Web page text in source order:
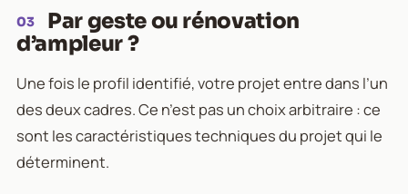
03
Par geste ou rénovation
d’ampleur ?
Une fois le profil identifié, votre projet entre dans l’un
des deux cadres. Ce n’est pas un choix arbitraire : ce
sont les caractéristiques techniques du projet qui le
déterminent.